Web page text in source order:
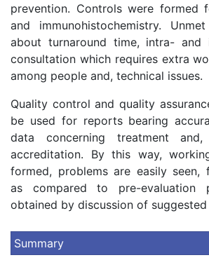
prevention. Controls were formed
and immunohistochemistry.
about turnaround time, intra- and
consultation which requires extra
among people and, technical issues.
Quality control and quality
be used for reports bearing
data concerning treatment
accreditation. By this way,
formed, problems are easily seen,
as compared to pre-evaluation
obtained by discussion of
Summary